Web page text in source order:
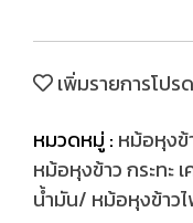
เพิ่มรายการโปรด
หมวดหมู่ : หม้อหุงข้
หม้อหุงข้าว กระทะ
น้ำมัน/ หม้อหุงข้า